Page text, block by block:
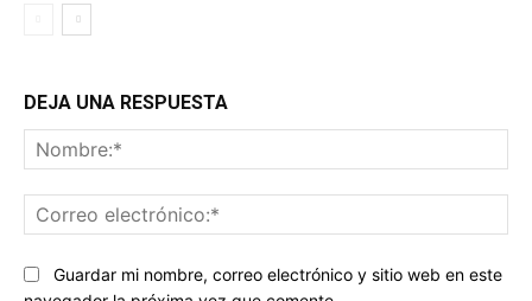
DEJA UNA RESPUESTA
Guardar mi nombre, correo electrónico y sitio web en este